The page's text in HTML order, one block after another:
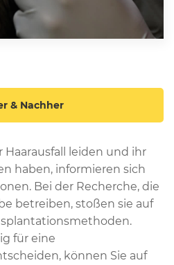
& Nachher
Haarausfall leiden und ihr
haben, informieren sich
Bei der Recherche, die
betreiben, stoßen sie auf
für eine
können Sie auf